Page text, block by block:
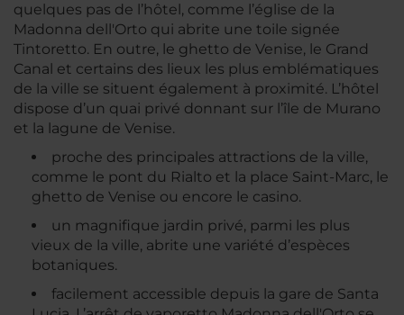
quelques pas de l’hôtel, comme l’église de la
Madonna dell'Orto qui abrite une toile signée
Tintoretto. En outre, le ghetto de Venise, le Grand
Canal et certains des lieux les plus emblématiques
de la ville se situent également à proximité. L’hôtel
dispose d’un quai privé donnant sur l’île de Murano
et la lagune de Venise.
proche des principales attractions de la ville,
comme le pont du Rialto et la place Saint-Marc, le
ghetto de Venise ou encore le casino.
un magnifique jardin privé, parmi les plus
vieux de la ville, abrite une variété d’espèces
botaniques.
facilement accessible depuis la gare de Santa